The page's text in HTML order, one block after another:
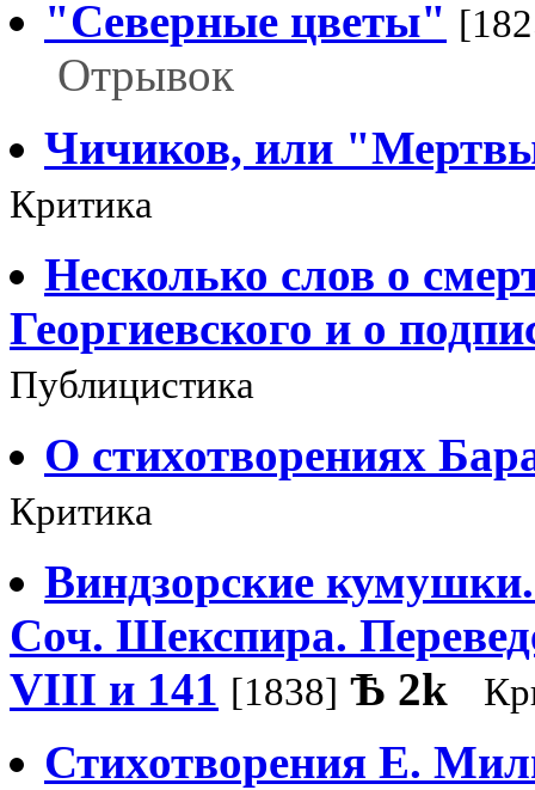
"Северные цветы"
Отрывок
Чичиков, или
Критика
Несколько слов о
Георгиевского и о
Публицистика
О стихотворениях
Критика
Виндзорские
Соч. Шекспира.
VIII и 141 [1838] Ѣ 2k
Стихотворения Е.